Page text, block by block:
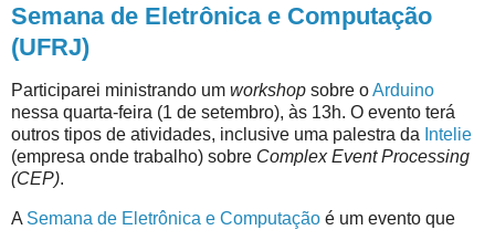
Semana de Eletrônica e Computação
(UFRJ)
Participarei ministrando um workshop sobre oArduino
nessa quarta-feira (1 de setembro), às 13h. O evento terá
outros tipos de atividades, inclusive uma palestra da Intelie
(empresa onde trabalho) sobre Complex Event Processing
(CEP).
A Semana de Eletrônica e Computação é um evento que